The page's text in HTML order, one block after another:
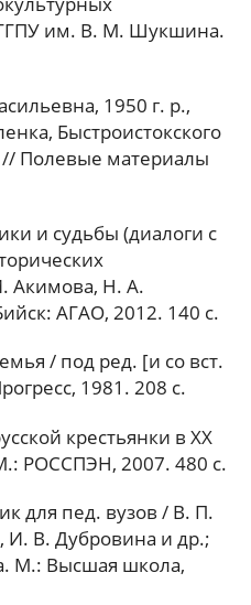
им. В. М. Шукшина.
1950 г. р.,
Быстроистокского
// Полевые материалы
и судьбы (диалоги с
Акимова, Н. А.
АГАО, 2012. 140 с.
/ под ред. [и со вст.
1981. 208 с.
крестьянки в XX
РОССПЭН, 2007. 480 с.
для пед. вузов / В. П.
И. В. Дубровина и др.;
М.: Высшая школа,